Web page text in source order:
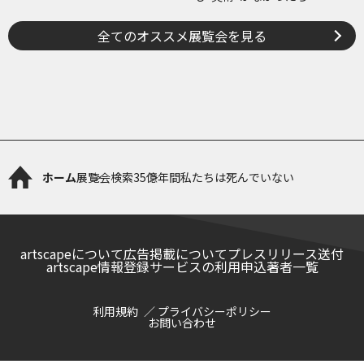
全てのオススメ展覧会を見る
ホーム展覧会検索35億年間私たちは死んでいない
artscapeについて広告掲載についてプレスリリース送付
artscape情報登録サービスの利用申込著者一覧
利用規約 プライバシーポリシー
お問い合わせ